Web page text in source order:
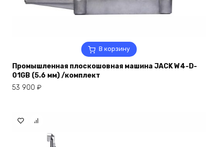
В корзину
Промышленная плоскошовная машина JACK W4-D-
01GB (5.6 мм) /комплект
53 900 ₽